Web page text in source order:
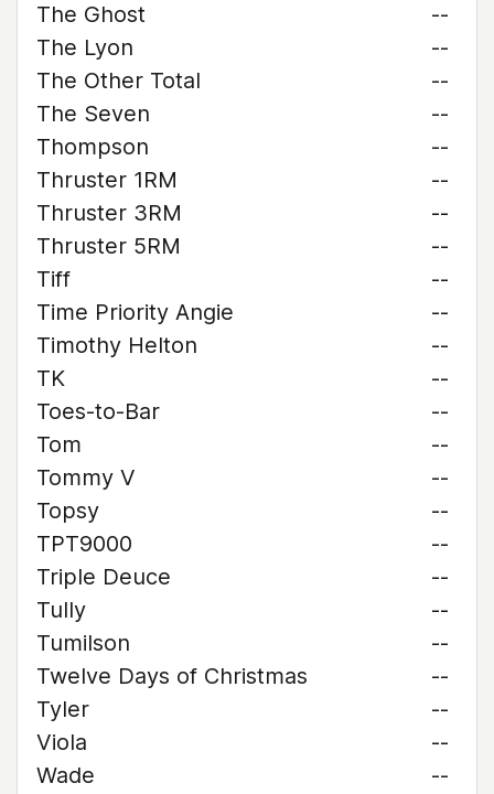
The Ghost
--
The Lyon
--
The Other Total
--
The Seven
--
Thompson
--
Thruster 1RM
--
Thruster 3RM
--
Thruster 5RM
--
Tiff
--
Time Priority Angie
--
Timothy Helton
--
TK
--
Toes-to-Bar
--
Tom
--
Tommy V
--
Topsy
--
TPT9000
--
Triple Deuce
--
Tully
--
Tumilson
--
Twelve Days of Christmas
--
Tyler
--
Viola
--
Wade
--